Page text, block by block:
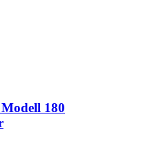
180